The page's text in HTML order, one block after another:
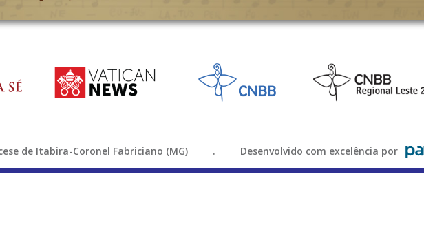
de Itabira-Coronel Fabriciano (MG) . Desenvolvido com excelência por